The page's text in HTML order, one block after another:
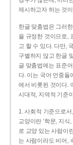
제시하고자 하는 것
한글 맞춤법은 그러
을 규정한 것이므로,
고 할 수 있다. 다만,
구별하지 않고 한글
글 맞춤법에는 표준
다. 이는 국어 언중들
에서 비롯된 것이다.
시대적, 지역적 기준
1. 사회적 기준으로
교양이란 ‘학문, 지
로 교양 있는 사람이
는 사람이라도 비어,